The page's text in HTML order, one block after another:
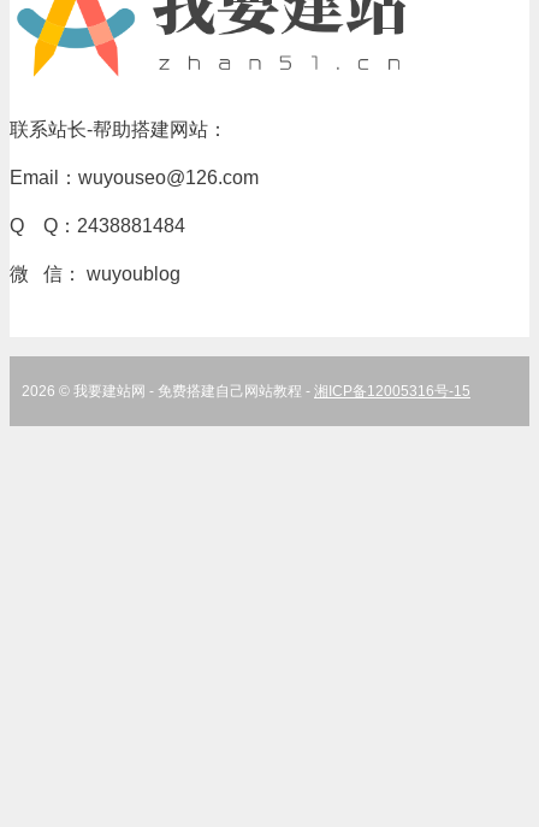
联系站长-帮助搭建网站：
Email：wuyouseo@126.com
Q Q：2438881484
微 信： wuyoublog
2026 © 我要建站网 - 免费搭建自己网站教程 - 湘ICP备12005316号-15